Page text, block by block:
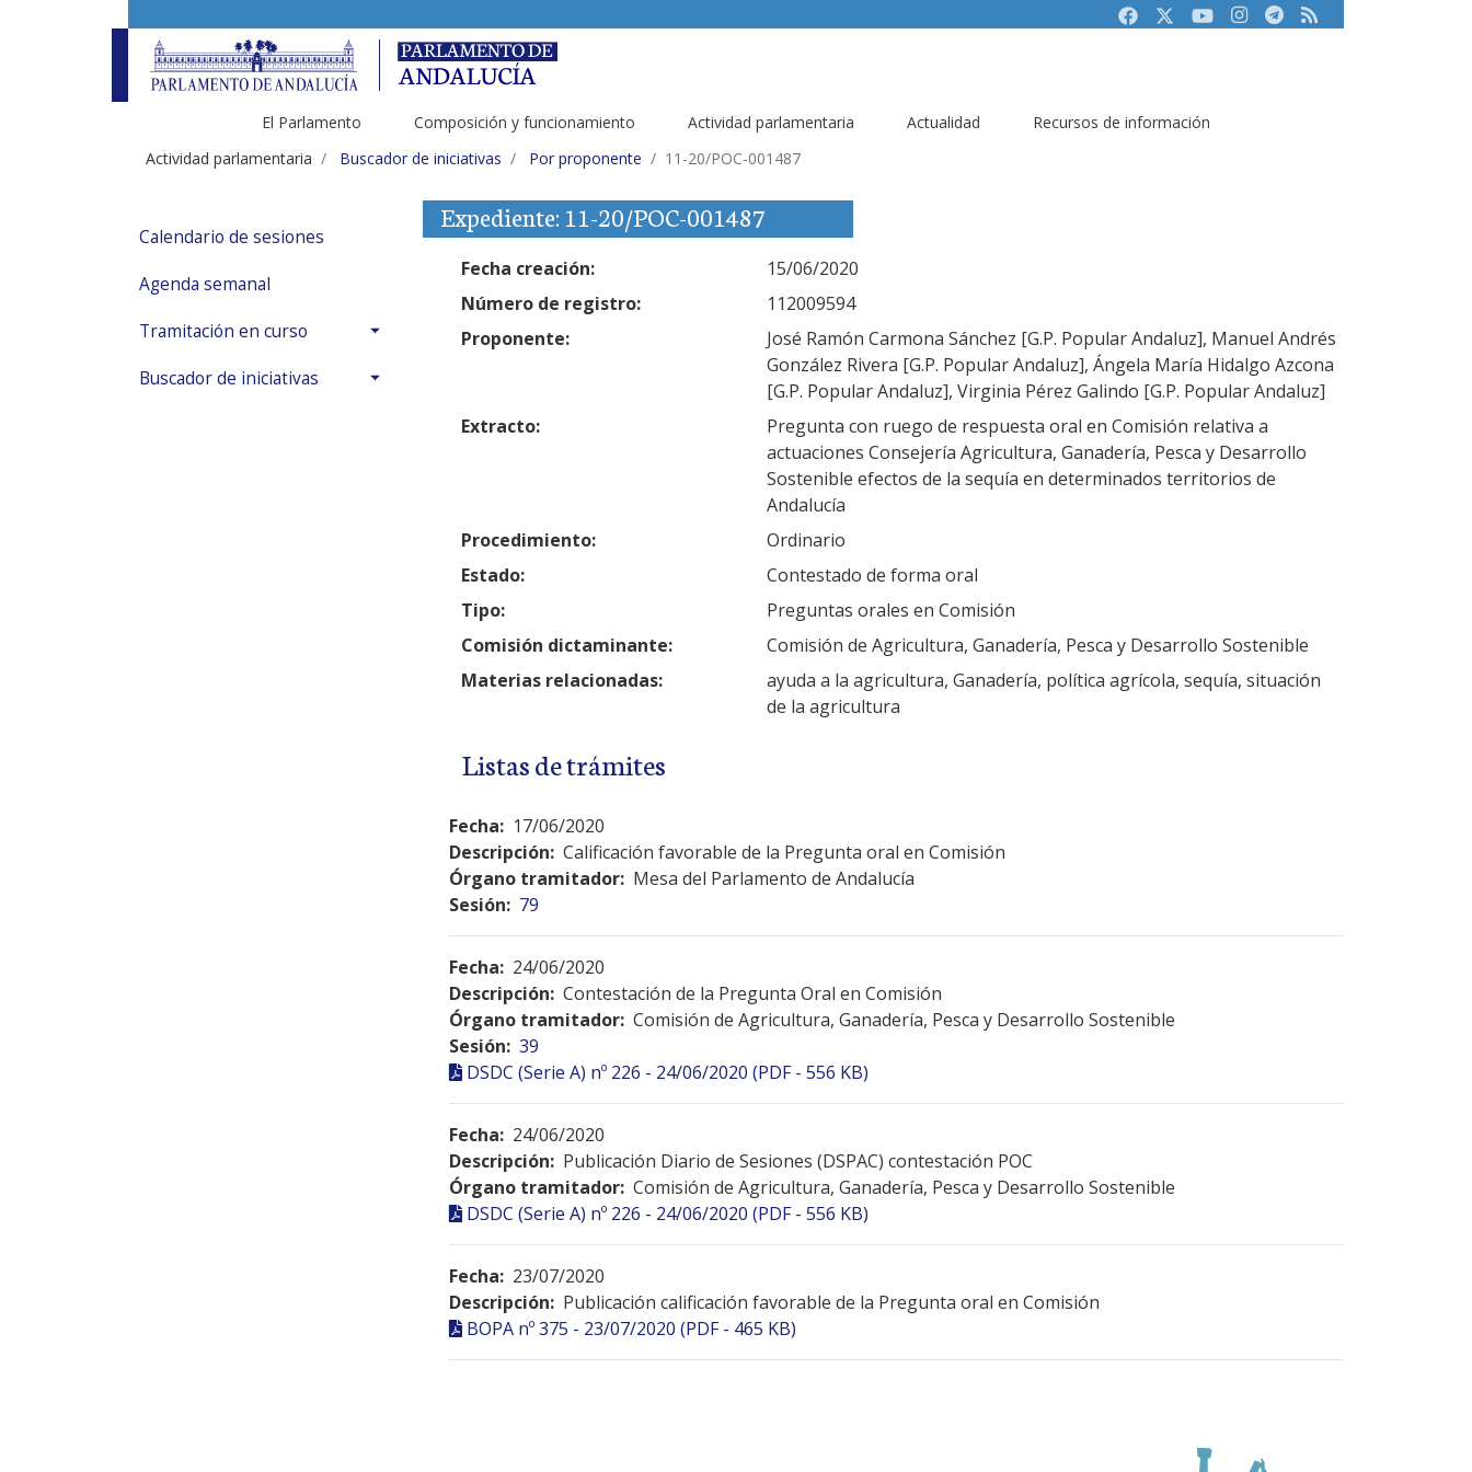
FacebookTwitterYoutubeInstagram
Telegram
RSS
El Parlamento Composición y funcionamiento Actividad parlamentaria Actualidad
Recursos de información
Actividad parlamentaria
Buscador de iniciativas Por proponente 11-20/POC-001487
Calendario de sesiones
Agenda semanal
Tramitación en curso
Buscador de iniciativas
Expediente: 11-20/POC-001487
Fecha creación:
15/06/2020
Número de registro:
112009594
Proponente:
José Ramón Carmona Sánchez [G.P. Popular Andaluz], Manuel Andrés
González Rivera [G.P. Popular Andaluz], Ángela María Hidalgo Azcona
[G.P. Popular Andaluz], Virginia Pérez Galindo [G.P. Popular Andaluz]
Extracto:
Pregunta con ruego de respuesta oral en Comisión relativa a
actuaciones Consejería Agricultura, Ganadería, Pesca y Desarrollo
Sostenible efectos de la sequía en determinados territorios de
Andalucía
Procedimiento:
Ordinario
Estado:
Contestado de forma oral
Tipo:
Preguntas orales en Comisión
Comisión dictaminante:
Comisión de Agricultura, Ganadería, Pesca y Desarrollo Sostenible
Materias relacionadas:
ayuda a la agricultura, Ganadería, política agrícola, sequía, situación
de la agricultura
Listas de trámites
Fecha: 17/06/2020
Descripción: Calificación favorable de la Pregunta oral en Comisión
Órgano tramitador: Mesa del Parlamento de Andalucía
Sesión: 79
Fecha: 24/06/2020
Descripción: Contestación de la Pregunta Oral en Comisión
Órgano tramitador: Comisión de Agricultura, Ganadería, Pesca y Desarrollo Sostenible
Sesión: 39
DSDC (Serie A) nº 226 - 24/06/2020 (PDF - 556 KB)
Fecha: 24/06/2020
Descripción: Publicación Diario de Sesiones (DSPAC) contestación POC
Órgano tramitador: Comisión de Agricultura, Ganadería, Pesca y Desarrollo Sostenible
DSDC (Serie A) nº 226 - 24/06/2020 (PDF - 556 KB)
Fecha: 23/07/2020
Descripción: Publicación calificación favorable de la Pregunta oral en Comisión
BOPA nº 375 - 23/07/2020 (PDF - 465 KB)